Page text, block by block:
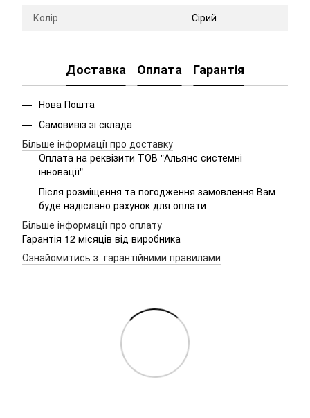
Колір
Сірий
Доставка Оплата Гарантія
Нова Пошта
Самовивіз зі склада
Більше інформації про доставку
Оплата на реквізити ТОВ "Альянс системні
інновації"
Після розміщення та погодження замовлення Вам
буде надіслано рахунок для оплати
Більше інформації про оплату
Гарантія 12 місяців від виробника
Ознайомитись з гарантійними правилами